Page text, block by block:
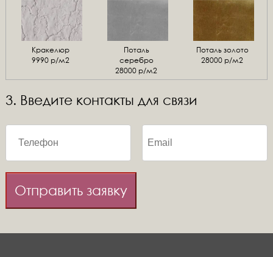
Кракелюр
9990 р/м2
Поталь
серебро
28000 р/м2
Поталь золото
28000 р/м2
3. Введите контакты для связи
Отправить заявку